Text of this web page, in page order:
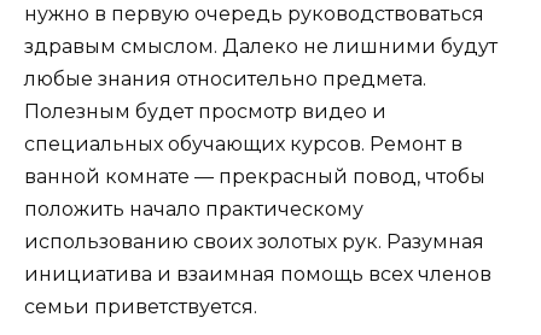
нужно в первую очередь руководствоваться
здравым смыслом. Далеко не лишними будут
любые знания относительно предмета.
Полезным будет просмотр видео и
специальных обучающих курсов. Ремонт в
ванной комнате — прекрасный повод, чтобы
положить начало практическому
использованию своих золотых рук. Разумная
инициатива и взаимная помощь всех членов
семьи приветствуется.